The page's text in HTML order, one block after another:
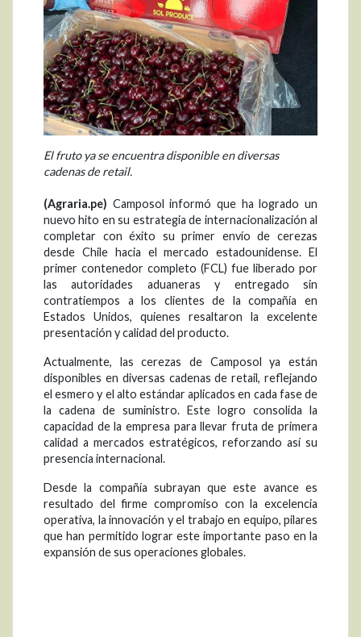
El fruto ya se encuentra disponible en diversas
cadenas de retail.
(Agraria.pe) Camposol informó que ha logrado un
nuevo hito en su estrategia de internacionalización al
completar con éxito su primer envío de cerezas
desde Chile hacia el mercado estadounidense. El
primer contenedor completo (FCL) fue liberado por
las autoridades aduaneras y entregado sin
contratiempos a los clientes de la compañía en
Estados Unidos, quienes resaltaron la excelente
presentación y calidad del producto.
Actualmente, las cerezas de Camposol ya están
disponibles en diversas cadenas de retail, reflejando
el esmero y el alto estándar aplicados en cada fase de
la cadena de suministro. Este logro consolida la
capacidad de la empresa para llevar fruta de primera
calidad a mercados estratégicos, reforzando así su
presencia internacional.
Desde la compañía subrayan que este avance es
resultado del firme compromiso con la excelencia
operativa, la innovación y el trabajo en equipo, pilares
que han permitido lograr este importante paso en la
expansión de sus operaciones globales.